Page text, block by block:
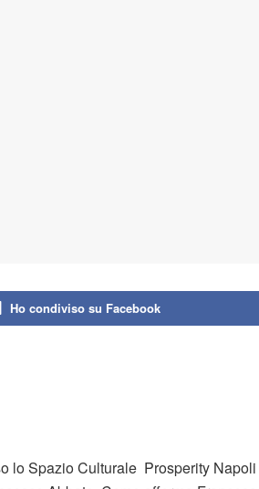
Ho condiviso su Facebook
lo Spazio Culturale Prosperity